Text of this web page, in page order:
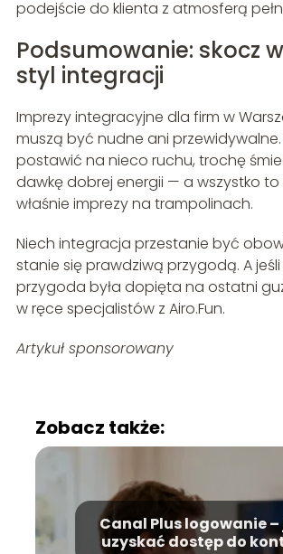
podejście do klienta z atmosferą
Podsumowanie: skocz
styl integracji
Imprezy integracyjne dla firm w
muszą być nudne ani
postawić na nieco ruchu, trochę
dawkę dobrej energii — a wszystko
właśnie imprezy na trampolinach.
Niech integracja przestanie być
stanie się prawdziwą przygodą. A
przygoda była dopięta na ostatni
w ręce specjalistów z Airo.Fun.
Artykuł sponsorowany
Zobacz także:
Canal Plus logowanie
uzyskać dostęp do